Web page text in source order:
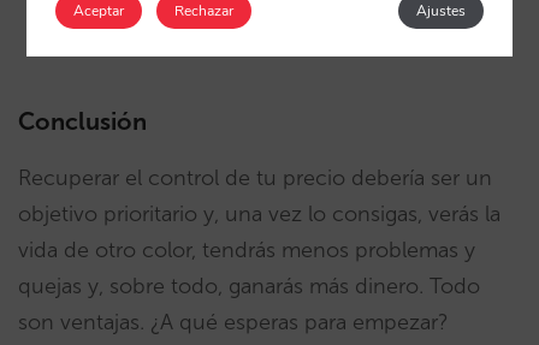
Conclusión
Recuperar el control de tu precio debería ser un
objetivo prioritario y, una vez lo consigas, verás la
vida de otro color, tendrás menos problemas y
quejas y, sobre todo, ganarás más dinero. Todo
son ventajas. ¿A qué esperas para empezar?
Aceptar Ajustes
Rechazar